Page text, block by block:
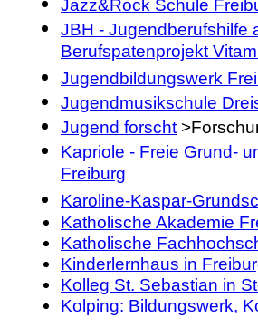
Jazz&Rock Schule
JBH - Jugendberufshilfe
Berufspatenprojekt
Jugendbildungswerk
Jugendmusikschule
Jugend forscht
Kapriole - Freie Grund-
Freiburg
Karoline-Kaspar-
Katholische Akademie
Katholische
Kinderlernhaus in
Kolleg St. Sebastian in
Kolping: Bildungswerk,